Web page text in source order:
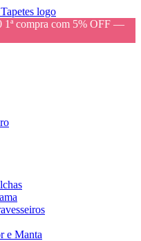
compra com 5% OFF —
e Manta